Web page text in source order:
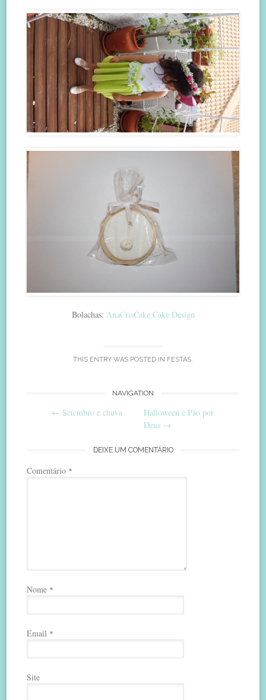
Bolachas: AnaCrisCake Cake Design
THIS ENTRY WAS POSTED IN FESTAS.
NAVIGATION
← Setembro e chuva
Halloween e Pão por
Deus →
DEIXE UM COMENTÁRIO
Comentário *
Nome *
Email *
Site